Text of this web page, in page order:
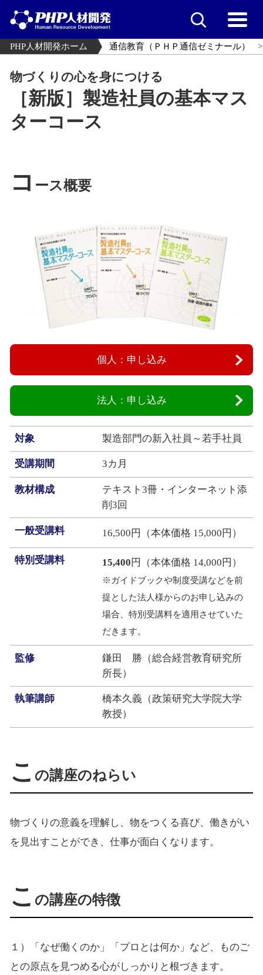
PHP人材開発ホーム 通信教育（ＰＨＰ通信ゼミナール）
物づくりの心を身につける
［新版］製造社員の基本マス
ターコース
コ ース概要
個人：申し込み
法人：申し込み
対象 製造部門の新入社員～若手社員
受講期間 3カ月
教材構成
テキスト3冊・インターネット添
削3回
一般受講料 16,500円（本体価格 15,000円）
特別受講料 15,400 円（本体価格 14,000円）
※ガイドブックや制度受講などを前
提とした法人様からのお申し込みの
場合、特別受講料を適用させていた
だきます。
監修
鎌田 勝（総合経営教育研究所
所長）
執筆講師
橋本久義（政策研究大学院大学
教授）
こ の講座のねらい
物づくりの意義を理解し、物をつくる喜び、働きがい
を見出すことができ、仕事が面白くなります。
こ の講座の特徴
１）「なぜ働くのか」「プロとは何か」など、ものご
との原点を見つめる心がしっかりと根づきます。